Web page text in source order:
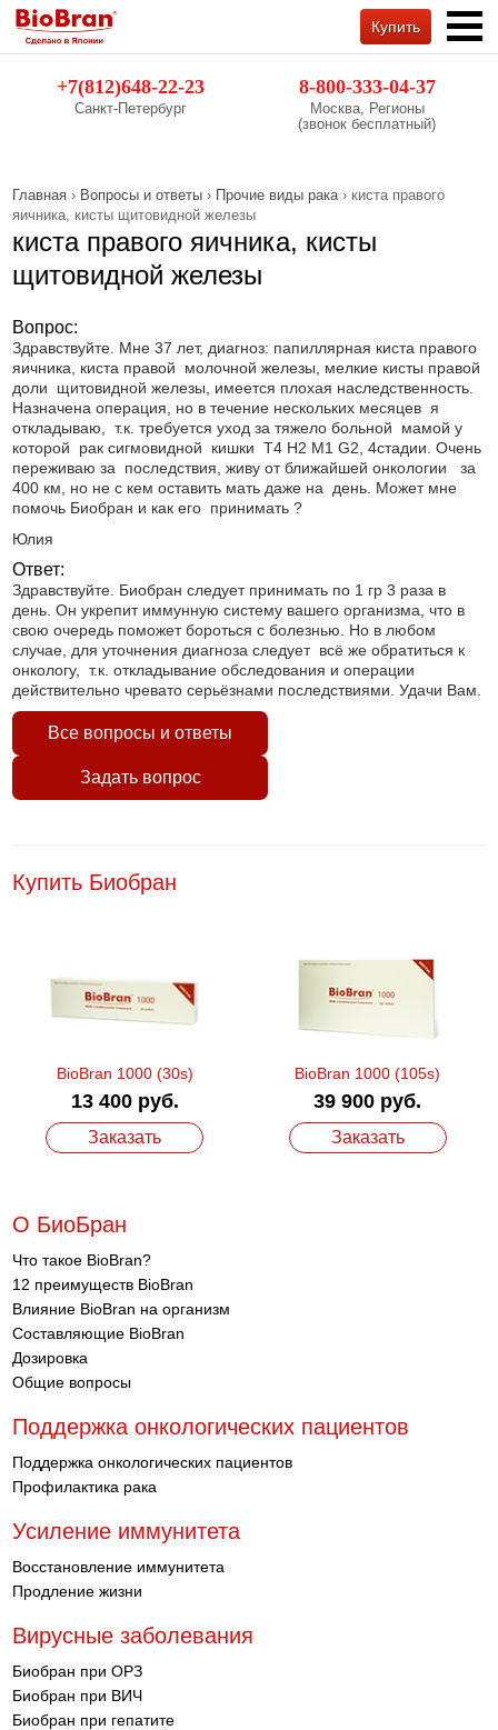
+7(812)648-22-23
Санкт-Петербург
8-800-333-04-37
Москва, Регионы
(звонок бесплатный)
Купить
Главная › Вопросы и ответы › Прочие виды рака› киста правого
яичника, кисты щитовидной железы
киста правого яичника, кисты
щитовидной железы
Вопрос:
Здравствуйте. Мне 37 лет, диагноз: папиллярная киста правого
яичника, киста правой молочной железы, мелкие кисты правой
доли щитовидной железы, имеется плохая наследственность.
Назначена операция, но в течение нескольких месяцев я
откладываю, т.к. требуется уход за тяжело больной мамой у
которой рак сигмовидной кишки Т4 Н2 М1 G2, 4стадии. Очень
переживаю за последствия, живу от ближайшей онкологии за
400 км, но не с кем оставить мать даже на день. Может мне
помочь Биобран и как его принимать ?
Юлия
Ответ:
Здравствуйте. Биобран следует принимать по 1 гр 3 раза в
день. Он укрепит иммунную систему вашего организма, что в
свою очередь поможет бороться с болезнью. Но в любом
случае, для уточнения диагноза следует всё же обратиться к
онкологу, т.к. откладывание обследования и операции
действительно чревато серьёзнами последствиями. Удачи Вам.
Все вопросы и ответы
Задать вопрос
Купить Биобран
BioBran 1000 (30s)
13 400 руб.
Заказать
BioBran 1000 (105s)
39 900 руб.
Заказать
О БиоБран
Что такое BioBran?
12 преимуществ BioBran
Влияние BioBran на организм
Составляющие BioBran
Дозировка
Общие вопросы
Поддержка онкологических пациентов
Поддержка онкологических пациентов
Профилактика рака
Усиление иммунитета
Восстановление иммунитета
Продление жизни
Вирусные заболевания
Биобран при ОРЗ
Биобран при ВИЧ
Биобран при гепатите